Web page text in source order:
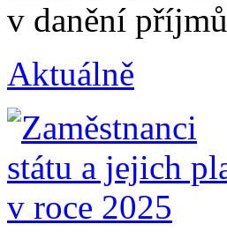
v danění příjmů
Aktuálně